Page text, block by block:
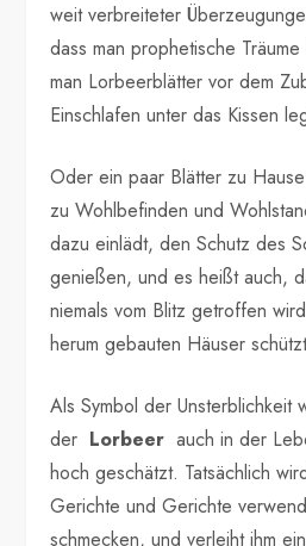
weit verbreiteter
dass man prophetische
man Lorbeerblätter vor dem
Einschlafen unter das Kissen
Oder ein paar Blätter zu
zu Wohlbefinden und
dazu einlädt, den Schutz des
genießen, und es heißt auch,
niemals vom Blitz getroffen
herum gebauten Häuser
Als Symbol der Unsterblichkeit
der Lorbeer auch in der
hoch geschätzt. Tatsächlich
Gerichte und Gerichte
schmecken, und verleiht ihm